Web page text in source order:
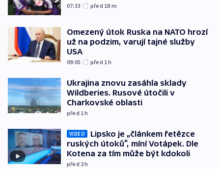
07:33 před 18 m
Omezený útok Ruska na NATO hrozí
už na podzim, varují tajné služby
USA
09:05 před 1h
Ukrajina znovu zasáhla sklady
Wildberies. Rusové útočili v
Charkovské oblasti
před 1h
VIDEO
Lipsko je „článkem řetězce
ruských útoků“, míní Votápek. Dle
Kotena za tím může být kdokoli
před 2h